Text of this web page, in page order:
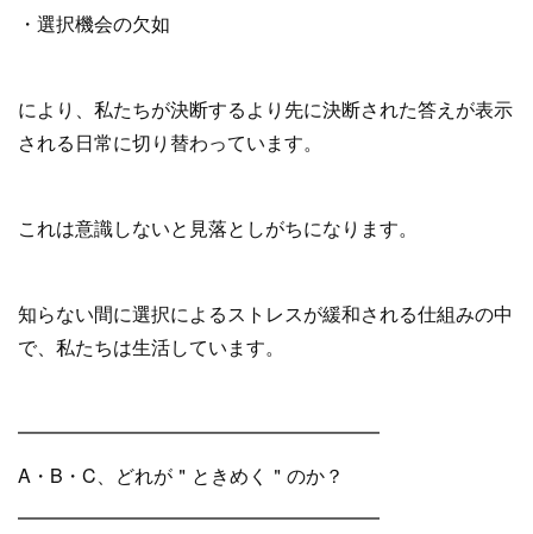
・選択機会の欠如
により、私たちが決断するより先に決断された答えが表示
される日常に切り替わっています。
これは意識しないと見落としがちになります。
知らない間に選択によるストレスが緩和される仕組みの中
で、私たちは生活しています。
━━━━━━━━━━━━━━━━━━━
A・B・C、どれが＂ときめく＂のか？
━━━━━━━━━━━━━━━━━━━